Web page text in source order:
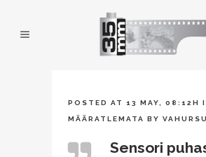
POSTED AT 13 MAY, 08:12H
MÄÄRATLEMATA BY
Sensori